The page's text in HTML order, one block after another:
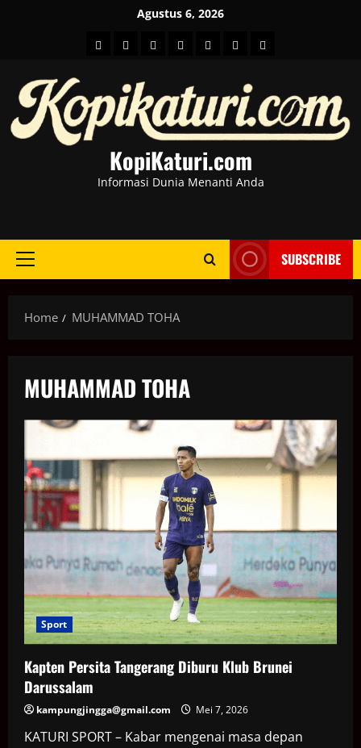
Agustus 6, 2026
HOMEBeritahot
BusinessKesehatan
SportEntertainment
KopiKaturi.com
Informasi Dunia Menanti Anda
Primary
SUBSCRIBE
Home MUHAMMAD TOHA
MUHAMMAD TOHA
Sport
Kapten Persita Tangerang Diburu Klub Brunei
Darussalam
kampungjingga@gmail.com Mei 7, 2026
KATURI SPORT – Kabar mengenai masa depan